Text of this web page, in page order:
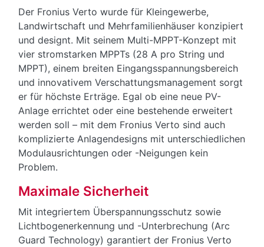
Der Fronius Verto wurde für Kleingewerbe,
Landwirtschaft und Mehrfamilienhäuser konzipiert
und designt. Mit seinem Multi-MPPT-Konzept mit
vier stromstarken MPPTs (28 A pro String und
MPPT), einem breiten Eingangsspannungsbereich
und innovativem Verschattungsmanagement sorgt
er für höchste Erträge. Egal ob eine neue PV-
Anlage errichtet oder eine bestehende erweitert
werden soll – mit dem Fronius Verto sind auch
komplizierte Anlagendesigns mit unterschiedlichen
Modulausrichtungen oder -Neigungen kein
Problem.
Maximale Sicherheit
Mit integriertem Überspannungsschutz sowie
Lichtbogenerkennung und -Unterbrechung (Arc
Guard Technology) garantiert der Fronius Verto